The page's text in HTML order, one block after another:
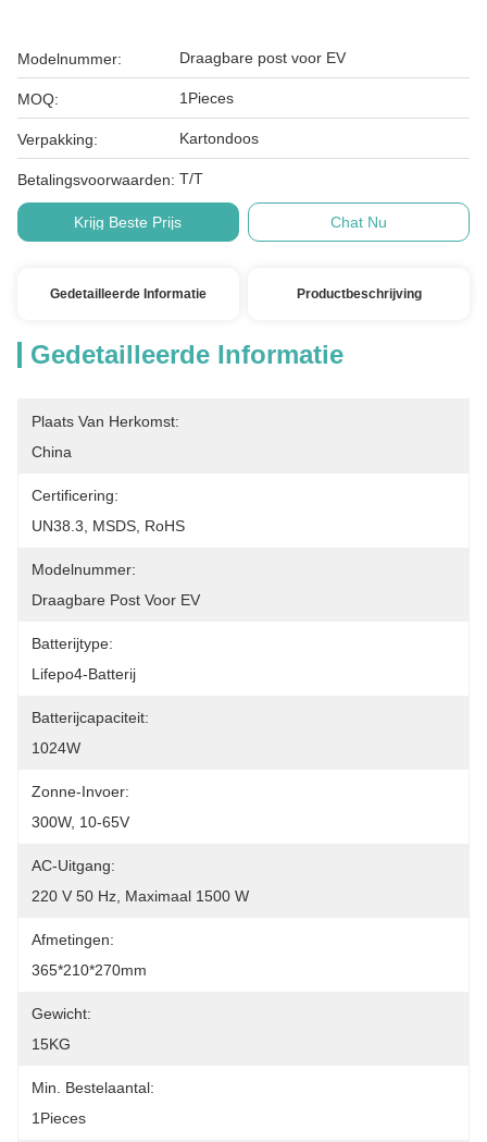
Modelnummer: Draagbare post voor EV
MOQ: 1Pieces
Verpakking: Kartondoos
Betalingsvoorwaarden: T/T
Krijg Beste Prijs Chat Nu
Gedetailleerde Informatie Productbeschrijving
Gedetailleerde Informatie
Plaats Van Herkomst:
China
Certificering:
UN38.3, MSDS, RoHS
Modelnummer:
Draagbare Post Voor EV
Batterijtype:
Lifepo4-Batterij
Batterijcapaciteit:
1024W
Zonne-Invoer:
300W, 10-65V
AC-Uitgang:
220 V 50 Hz, Maximaal 1500 W
Afmetingen:
365*210*270mm
Gewicht:
15KG
Min. Bestelaantal:
1Pieces